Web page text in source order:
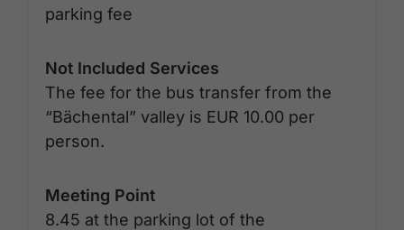
parking fee
Not Included Services
The fee for the bus transfer from the
“Bächental” valley is EUR 10.00 per
person.
Meeting Point
8.45 at the parking lot of the